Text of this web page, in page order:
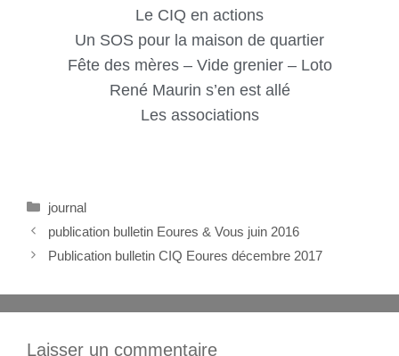
Le CIQ en actions
Un SOS pour la maison de quartier
Fête des mères – Vide grenier – Loto
René Maurin s’en est allé
Les associations
journal
publication bulletin Eoures & Vous juin 2016
Publication bulletin CIQ Eoures décembre 2017
Laisser un commentaire